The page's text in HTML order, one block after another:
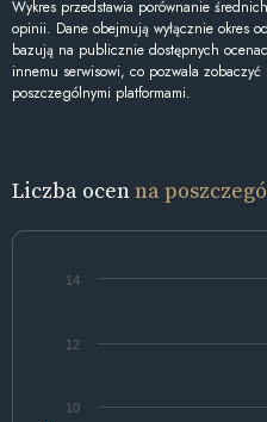
Wykres przedstawia porównanie
opinii. Dane obejmują wyłącznie okres
bazują na publicznie dostępnych
innemu serwisowi, co pozwala
poszczególnymi platformami.
Liczba ocenna
10
12
14